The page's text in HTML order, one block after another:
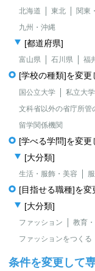
北海道 東北 関東
九州・沖縄
[都道府県]
富山県 石川県 福
[学校の種類]を変更
国公立大学 私立大学
文科省以外の省庁所管
留学関係機関
[学べる学問]を変更
[大分類]
生活・服飾・美容
[目指せる職種]を変
[大分類]
ファッション 教育
ファッションをつくる
条件を変更して